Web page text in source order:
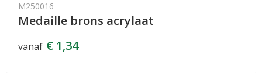
M250016
Medaille brons acrylaat
vanaf € 1,34